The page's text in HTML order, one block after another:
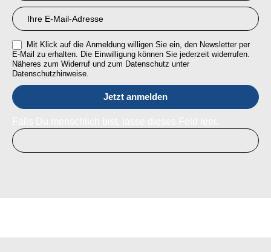
Mit Klick auf die Anmeldung willigen Sie ein, den Newsletter per
E-Mail zu erhalten. Die Einwilligung können Sie jederzeit widerrufen.
Näheres zum Widerruf und zum Datenschutz unter
Datenschutzhinweise.